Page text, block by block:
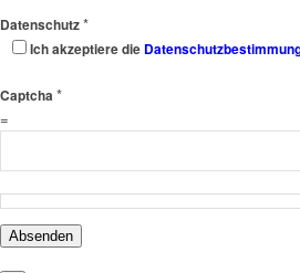
Datenschutz*
Ich akzeptiere die
Captcha *
=
Absenden